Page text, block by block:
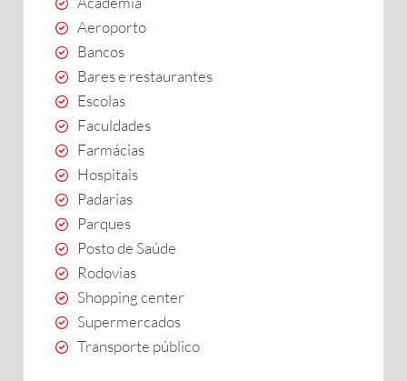
Aeroporto
Bancos
Bares e restaurantes
Escolas
Faculdades
Farmácias
Hospitais
Padarias
Parques
Posto de Saúde
Rodovias
Shopping center
Supermercados
Transporte público